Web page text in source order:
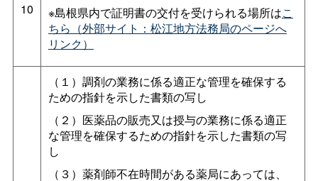
10
※島根県内で証明書の交付を受けられる場所はこ
ちら（外部サイト：松江地方法務局のページへ
リンク）
（１）調剤の業務に係る適正な管理を確保する
ための指針を示した書類の写し
（２）医薬品の販売又は授与の業務に係る適正
な管理を確保するための指針を示した書類の写
し
（３）薬剤師不在時間がある薬局にあっては、